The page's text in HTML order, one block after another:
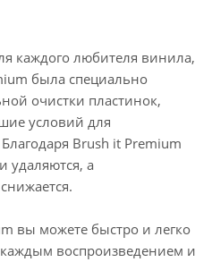
каждого любителя винила,
была специально
очистки пластинок,
условий для
Brush it Premium
удаляются, а
вы можете быстро и легко
воспроизведением и